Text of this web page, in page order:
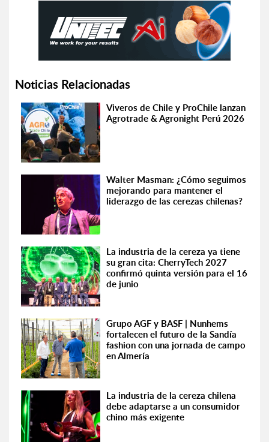
Noticias Relacionadas
Viveros de Chile y ProChile lanzan
Agrotrade & Agronight Perú 2026
Walter Masman: ¿Cómo seguimos
mejorando para mantener el
liderazgo de las cerezas chilenas?
La industria de la cereza ya tiene
su gran cita: CherryTech 2027
confirmó quinta versión para el 16
de junio
Grupo AGF y BASF | Nunhems
fortalecen el futuro de la Sandía
fashion con una jornada de campo
en Almería
La industria de la cereza chilena
debe adaptarse a un consumidor
chino más exigente